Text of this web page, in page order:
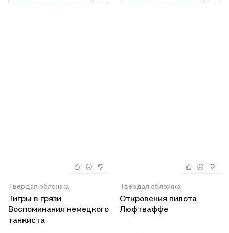
Твердая обложка
Тигры в грязи
Воспоминания немецкого
танкиста
Твердая обложка
Откровения пилота
Люфтваффе